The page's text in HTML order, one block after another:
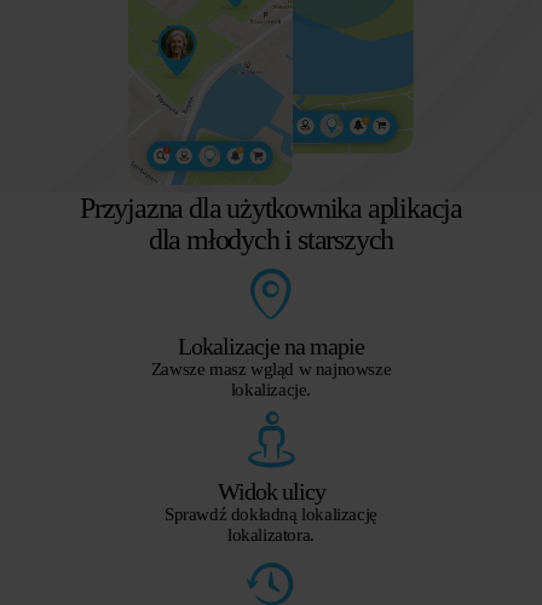
Przyjazna dla użytkownika aplikacja
dla młodych i starszych
Lokalizacje na mapie
Zawsze masz wgląd w najnowsze
lokalizacje.
Widok ulicy
Sprawdź dokładną lokalizację
lokalizatora.